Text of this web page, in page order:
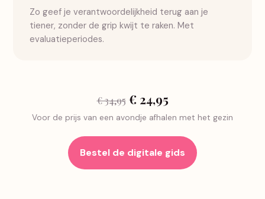
Zo geef je verantwoordelijkheid terug aan je
tiener, zonder de grip kwijt te raken. Met
evaluatieperiodes.
€ 34,95€ 24,95
Voor de prijs van een avondje afhalen met het gezin
Bestel de digitale gids